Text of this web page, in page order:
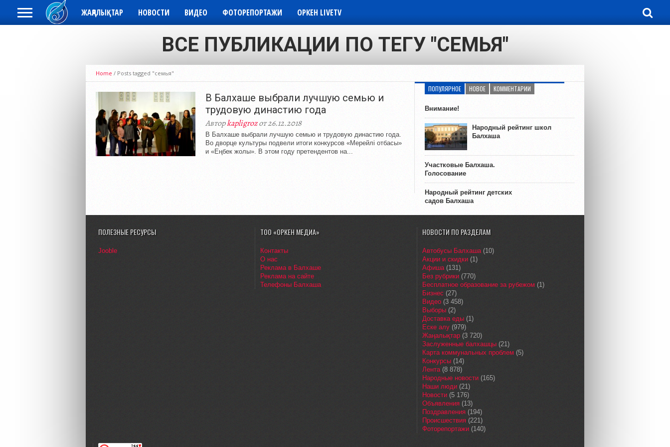
ЖАҢАЛЫҚТАР НОВОСТИ ВИДЕО ФОТОРЕПОРТАЖИ ОРКЕН LIVETV
ВСЕ ПУБЛИКАЦИИ ПО ТЕГУ "СЕМЬЯ"
Home / Posts tagged "семья"
В Балхаше выбрали лучшую семью и
трудовую династию года
Авторkapligrozот 26.12.2018
В Балхаше выбрали лучшую семью и трудовую династию года.
Во дворце культуры подвели итоги конкурсов «Мерейлі отбасы»
и «Еңбек жолы». В этом году претендентов на...
ПОПУЛЯРНОЕ НОВОЕ КОММЕНТАРИИ
Внимание!
Народный рейтинг школ
Балхаша
Участковые Балхаша.
Голосование
Народный рейтинг детских
садов Балхаша
ПОЛЕЗНЫЕ РЕСУРСЫ
Jooble
ТОО «ОРКЕН МЕДИА»
Контакты
О нас
Реклама в Балхаше
Реклама на сайте
Телефоны Балхаша
НОВОСТИ ПО РАЗДЕЛАМ
Автобусы Балхаша(10)
Акции и скидки (1)
Афиша(131)
Без рубрики (770)
Бесплатное образование за рубежом (1)
Бизнес (27)
Видео (3 458)
Выборы (2)
Доставка еды (1)
Еске алу (979)
Жаңалықтар (3 720)
Заслуженные балхашцы (21)
Карта коммунальных проблем (5)
Конкурсы (14)
Лента(8 878)
Народные новости (165)
Наши люди (21)
Новости (5 176)
Объявления (13)
Поздравления (194)
Происшествия (221)
Фоторепортажи (140)